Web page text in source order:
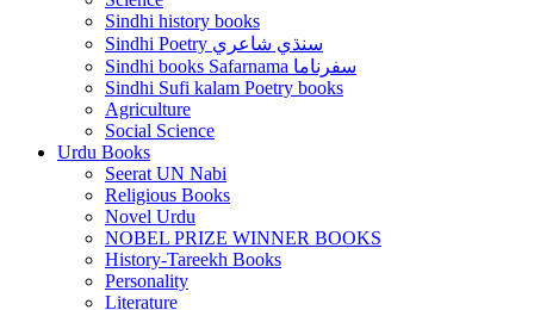
Sindhi history books
Sindhi Poetry سنڌي شاعري
Sindhi books Safarnama سفرناما
Sindhi Sufi kalam Poetry books
Agriculture
Social Science
Urdu Books
Seerat UN Nabi
Religious Books
Novel Urdu
NOBEL PRIZE WINNER BOOKS
History-Tareekh Books
Personality
Literature